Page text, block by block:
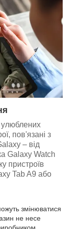
пов'язані з
– від
Galaxy Watch
пристроїв
Tab A9 або
змінюватися
не несе